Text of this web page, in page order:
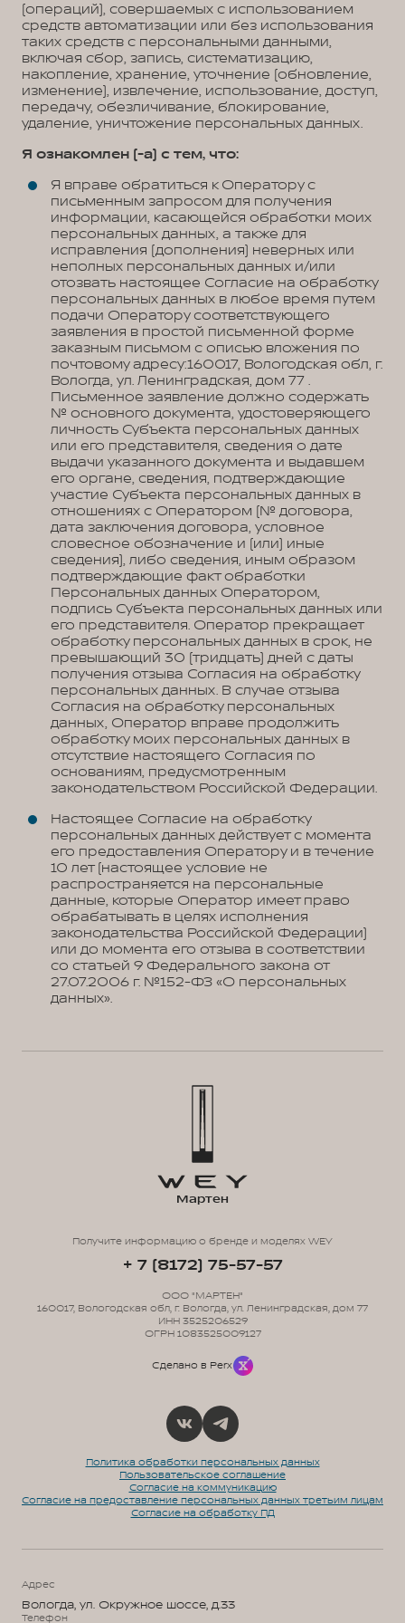
(операций), совершаемых с использованием
средств автоматизации или без использования
таких средств с персональными данными,
включая сбор, запись, систематизацию,
накопление, хранение, уточнение (обновление,
изменение), извлечение, использование, доступ,
передачу, обезличивание, блокирование,
удаление, уничтожение персональных данных.
Я ознакомлен (-а) с тем, что:
Я вправе обратиться к Оператору с
письменным запросом для получения
информации, касающейся обработки моих
персональных данных, а также для
исправления (дополнения) неверных или
неполных персональных данных и/или
отозвать настоящее Согласие на обработку
персональных данных в любое время путем
подачи Оператору соответствующего
заявления в простой письменной форме
заказным письмом с описью вложения по
почтовому адресу:160017, Вологодская обл, г.
Вологда, ул. Ленинградская, дом 77 .
Письменное заявление должно содержать
№ основного документа, удостоверяющего
личность Субъекта персональных данных
или его представителя, сведения о дате
выдачи указанного документа и выдавшем
его органе, сведения, подтверждающие
участие Субъекта персональных данных в
отношениях с Оператором (№ договора,
дата заключения договора, условное
словесное обозначение и (или) иные
сведения), либо сведения, иным образом
подтверждающие факт обработки
Персональных данных Оператором,
подпись Субъекта персональных данных или
его представителя. Оператор прекращает
обработку персональных данных в срок, не
превышающий 30 (тридцать) дней с даты
получения отзыва Согласия на обработку
персональных данных. В случае отзыва
Согласия на обработку персональных
данных, Оператор вправе продолжить
обработку моих персональных данных в
отсутствие настоящего Согласия по
основаниям, предусмотренным
законодательством Российской Федерации.
Настоящее Согласие на обработку
персональных данных действует с момента
его предоставления Оператору и в течение
10 лет (настоящее условие не
распространяется на персональные
данные, которые Оператор имеет право
обрабатывать в целях исполнения
законодательства Российской Федерации)
или до момента его отзыва в соответствии
со статьей 9 Федерального закона от
27.07.2006 г. №152-ФЗ «О персональных
данных».
Политика обработки персональных данных
Пользовательское соглашение
Согласие на коммуникацию
Согласие на предоставление персональных данных третьим лицам
Согласие на обработку ПД
Мартен
Получите информацию о бренде и моделях WEY
+ 7 (8172) 75-57-57
ООО "МАРТЕН"
160017, Вологодская обл, г. Вологда, ул. Ленинградская, дом 77
ИНН 3525206529
ОГРН 1083525009127
Сделано в Perx
Адрес
Вологда, ул. Окружное шоссе, д.33
Телефон